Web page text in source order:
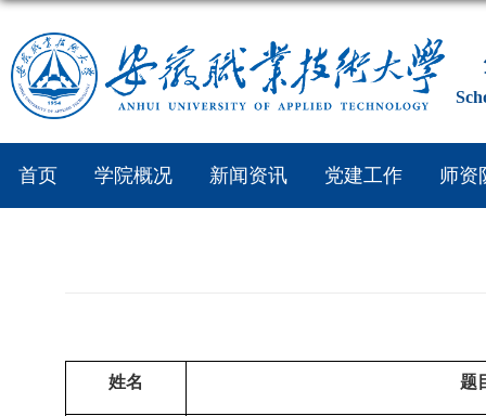
首页 学院概况 新闻资讯 党建工作 师资
姓名 题